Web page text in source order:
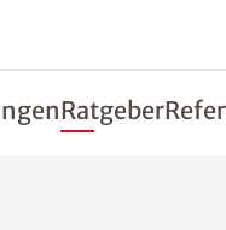
Ratgeber